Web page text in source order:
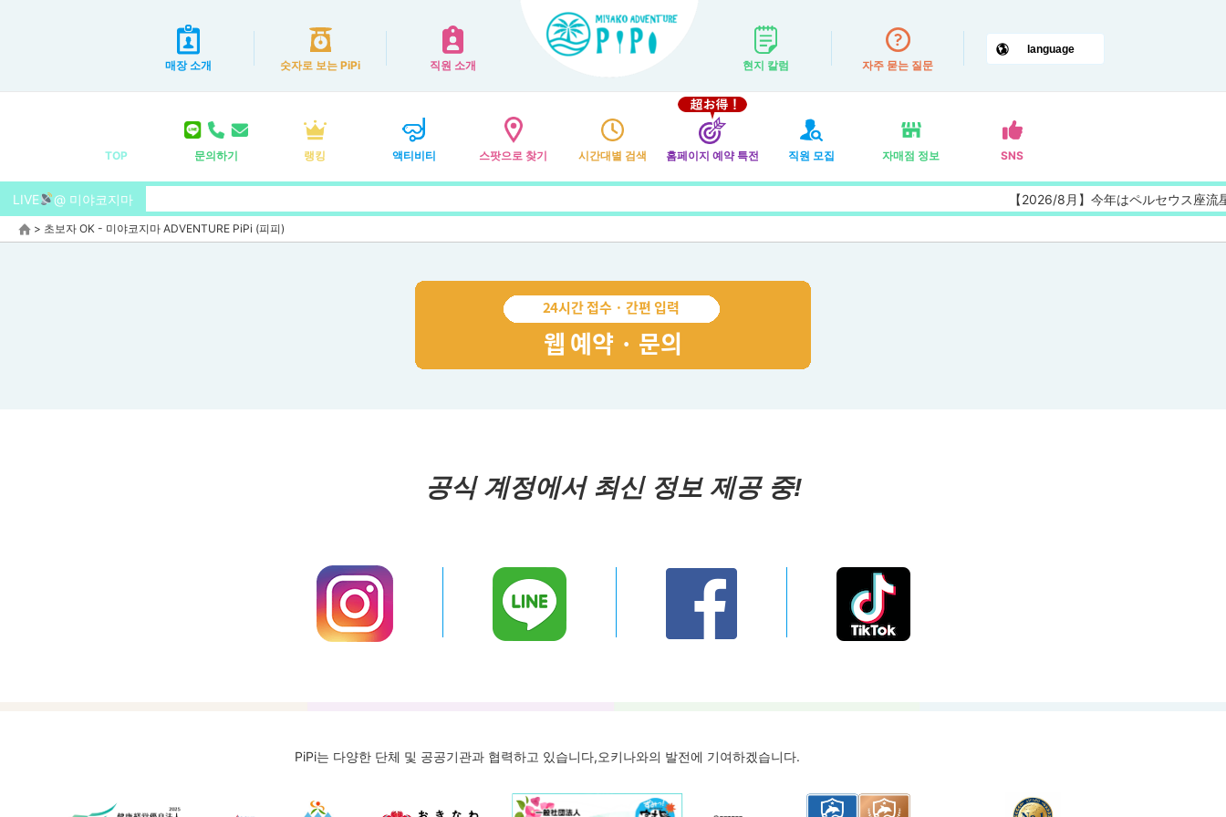
매장 소개 숫자로 보는 PiPi 직원 소개 현지 칼럼 자주 묻는 질문
TOP 문의하기 랭킹 액티비티 스팟으로 찾기 시간대별 검색 홈페이지 예약 특전 직원 모집 자매점 정보 SNS
LIVE @ 미야코지마 【2026/8月】今年はペルセウス座流
> 초보자 OK - 미야코지마 ADVENTURE PiPi (피피)
공식 계정에서 최신 정보 제공 중!
PiPi는 다양한 단체 및 공공기관과 협력하고 있습니다,오키나와의 발전에 기여하겠습니다.